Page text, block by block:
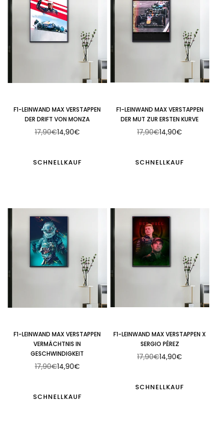
F1-LEINWAND MAX VERSTAPPEN
DER DRIFT VON MONZA
Normaler
17,90€14,90€
SCHNELLKAUF
F1-LEINWAND MAX VERSTAPPEN
DER MUT ZUR ERSTEN KURVE
Normaler
17,90€14,90€
SCHNELLKAUF
F1-LEINWAND MAX VERSTAPPEN
VERMÄCHTNIS IN
GESCHWINDIGKEIT
Normaler
17,90€14,90€
SCHNELLKAUF
F1-LEINWAND MAX VERSTAPPEN X
SERGIO PÉREZ
Normaler
17,90€14,90€
SCHNELLKAUF